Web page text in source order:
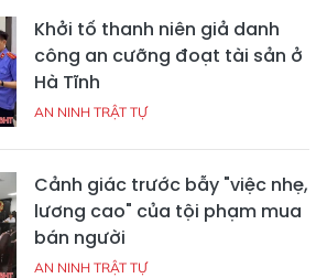
Khởi tố thanh niên giả danh
công an cưỡng đoạt tài sản ở
Hà Tĩnh
AN NINH TRẬT TỰ
Cảnh giác trước bẫy "việc nhẹ,
lương cao" của tội phạm mua
bán người
AN NINH TRẬT TỰ